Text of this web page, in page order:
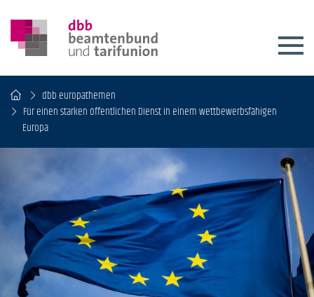
dbb europathemen
Für einen starken öffentlichen Dienst in einem wettbewerbsfähigen
Europa